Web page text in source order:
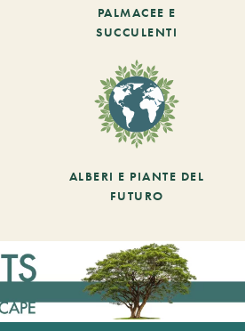
PALMACEE E
SUCCULENTI
ALBERI E PIANTE DEL
FUTURO